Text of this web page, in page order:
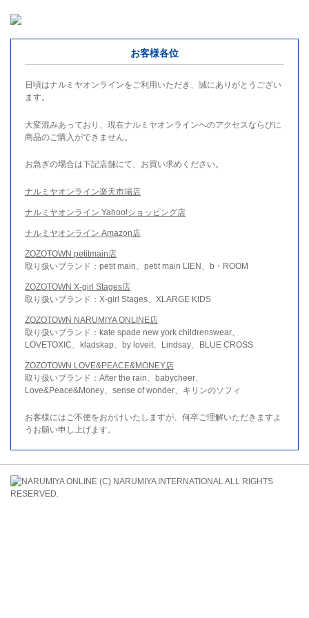
お客様各位
日頃はナルミヤオンラインをご利用いただき、誠にありがとうござい
ます。
大変混みあっており、現在ナルミヤオンラインへのアクセスならびに
商品のご購入ができません。
お急ぎの場合は下記店舗にて、お買い求めください。
ナルミヤオンライン楽天市場店
ナルミヤオンライン Yahoo!ショッピング店
ナルミヤオンライン Amazon店
ZOZOTOWN petitmain店
取り扱いブランド：petit main、petit main LIEN、b・ROOM
ZOZOTOWN X-girl Stages店
取り扱いブランド：X-girl Stages、XLARGE KIDS
ZOZOTOWN NARUMIYA ONLINE店
取り扱いブランド：kate spade new york childrenswear、
LOVETOXIC、kladskap、by loveit、Lindsay、BLUE CROSS
ZOZOTOWN LOVE&PEACE&MONEY店
取り扱いブランド：After the rain、babycheer、
Love&Peace&Money、sense of wonder、キリンのソフィ
お客様にはご不便をおかけいたしますが、何卒ご理解いただきますよ
うお願い申し上げます。